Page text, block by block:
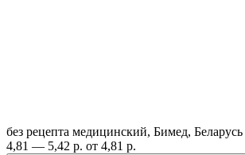
без рецепта медицинский, Бимед, Беларусь
4,81 — 5,42 р. от 4,81 р.